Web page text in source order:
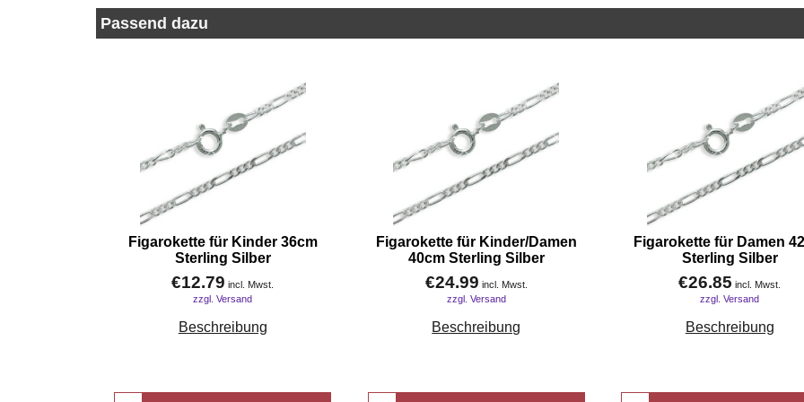
Passend dazu
Figarokette für Kinder 36cm
Sterling Silber
€12.79 incl. Mwst.
zzgl. Versand
Beschreibung
Figarokette für Kinder/Damen
40cm Sterling Silber
€24.99 incl. Mwst.
zzgl. Versand
Beschreibung
Figarokette für Damen
Sterling Silber
€26.85 incl. Mwst.
zzgl. Versand
Beschreibung